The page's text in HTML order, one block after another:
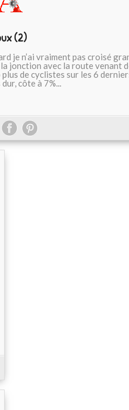
(2)
je n’ai vraiment pas croisé
jonction avec la route venant
de cyclistes sur les 6
côte à 7%...